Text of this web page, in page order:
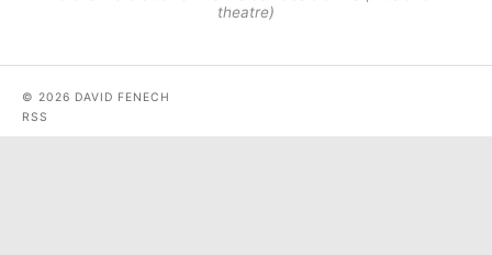
theatre)
© 2026 DAVID FENECH
RSS